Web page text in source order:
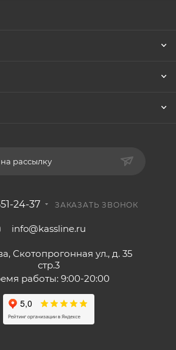
рассылку
24-37 ЗАКАЗАТЬ ЗВОНОК
info@kassline.ru
Скотопрогонная ул., д. 35
стр.3
работы: 9:00-20:00